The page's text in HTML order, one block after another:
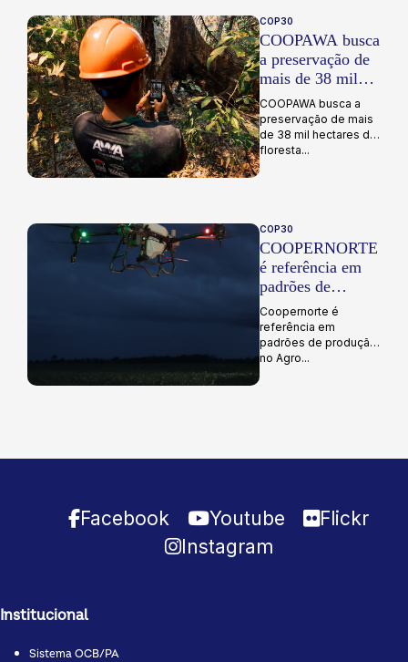
COP30
COOPAWA busca
a preservação de
mais de 38 mil
hectares de
floresta
COOPAWA busca a
preservação de mais
de 38 mil hectares de
floresta...
COP30
COOPERNORTE
é referência em
padrões de
produção no Agro
Coopernorte é
referência em
padrões de produção
no Agro...
Facebook Youtube
Flickr
Instagram
Institucional
Sistema OCB/PA